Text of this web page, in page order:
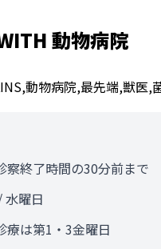
動物病院
察終了時間の30分前まで
水曜日
療は第1・3金曜日